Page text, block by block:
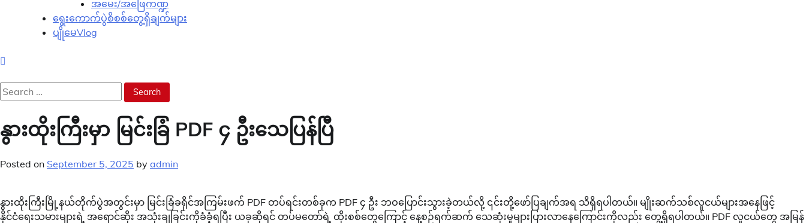
အမေး/အဖြေကဏ္ဍ
ရွေးကောက်ပွဲစိစစ်တွေ့ရှိချက်များ
ပျိုမေVlog
Search
for:
နွားထိုးကြီးမှာ မြင်းခြံ PDF ၄ ဦးသေပြန်ပြီ
Posted on September 5, 2025 by admin
နွားထိုးကြီးမြို့နယ်တိုက်ပွဲအတွင်းမှာ မြင်းခြံခရိုင်အကြမ်းဖက် PDF တပ်ရင်းတစ်ခုက PDF ၄ ဦး ဘဝပြောင်းသွားခဲ့တယ်လို့ ၎င်းတို့ဖော်ပြချက်အရ သိရှိရပါတယ်။ မျိုးဆက်သစ်လူငယ်များအနေဖြင့်
နိုင်ငံရေးသမားများရဲ့ အရောင်ဆိုး အသုံးချခြင်းကိုခံခံ့ရပြီး ယခုဆိုရင် တပ်မတော်ရဲ့ ထိုးစစ်တွေကြောင့် နေ့စဉ်ရက်ဆက် သေဆုံးမှုများပြားလာနေကြောင်းကိုလည်း တွေ့ရှိရပါတယ်။ PDF လူငယ်တွေ အမြန်